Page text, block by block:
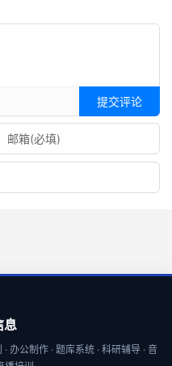
提交评论
息
办公制作 · 题库系统 · 科研辅导 · 音